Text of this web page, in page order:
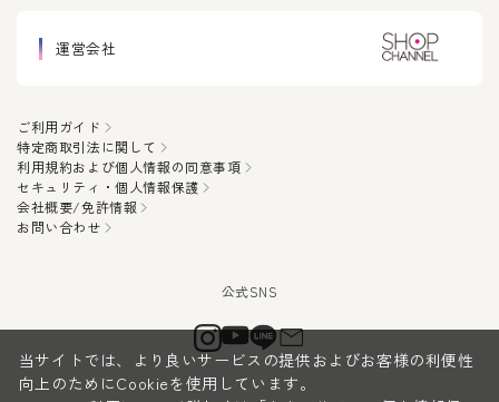
運営会社
ご利用ガイド
特定商取引法に関して
利用規約および個人情報の同意事項
セキュリティ・個人情報保護
会社概要/免許情報
お問い合わせ
当サイトでは、より良いサービスの提供およびお客様の利便性
向上のためにCookieを使用しています。